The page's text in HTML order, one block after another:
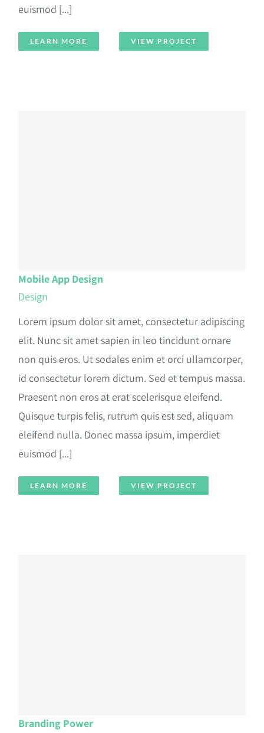
euismod [...]
LEARN MORE VIEW PROJECT
Mobile App Design
Design
Lorem ipsum dolor sit amet, consectetur adipiscing
elit. Nunc sit amet sapien in leo tincidunt ornare
non quis eros. Ut sodales enim et orci ullamcorper,
id consectetur lorem dictum. Sed et tempus massa.
Praesent non eros at erat scelerisque eleifend.
Quisque turpis felis, rutrum quis est sed, aliquam
eleifend nulla. Donec massa ipsum, imperdiet
euismod [...]
LEARN MORE VIEW PROJECT
Branding Power